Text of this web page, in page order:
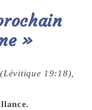
»
(Lévitique 19:18),